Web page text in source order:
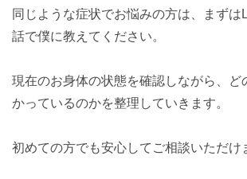
同じような症状でお悩みの方は、まずは
話で僕に教えてください。
現在のお身体の状態を確認しながら、ど
かっているのかを整理していきます。
初めての方でも安心してご相談いただけ